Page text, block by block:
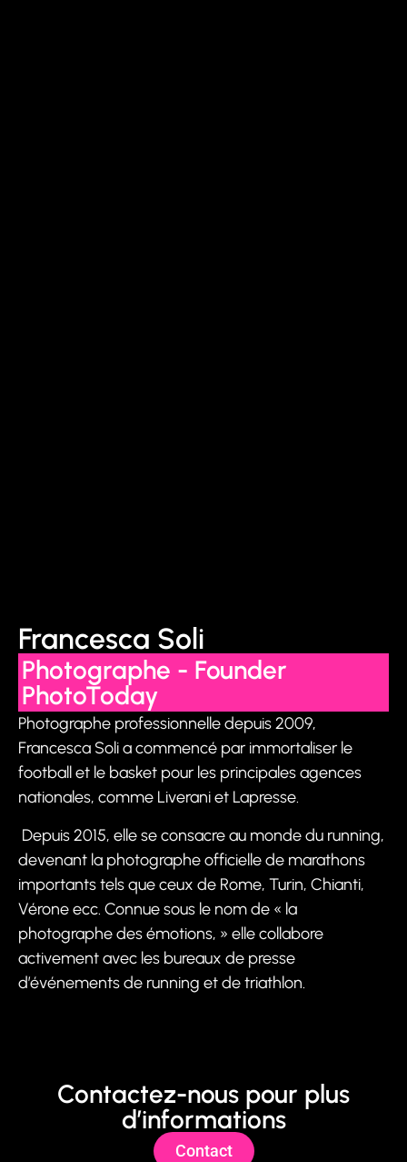
Francesca Soli
Photographe - Founder
PhotoToday
Photographe professionnelle depuis 2009,
Francesca Soli a commencé par immortaliser le
football et le basket pour les principales agences
nationales, comme Liverani et Lapresse.
Depuis 2015, elle se consacre au monde du running,
devenant la photographe officielle de marathons
importants tels que ceux de Rome, Turin, Chianti,
Vérone ecc. Connue sous le nom de « la
photographe des émotions, » elle collabore
activement avec les bureaux de presse
d’événements de running et de triathlon.
Contactez-nous pour plus
d’informations
Contact